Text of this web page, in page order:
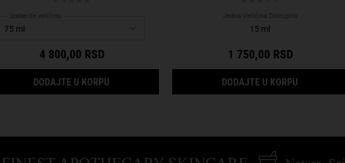
MOISTURIZER
Izaberite veličinu
4 800,00 RSD
DODAJTE U KORPU FACIAL FUEL ENERGIZING MOISTURE TREATMENT FOR MEN
Jedna Veličina Dostupna
15 ml
1 750,00 RSD
DODAJTE U KORPU